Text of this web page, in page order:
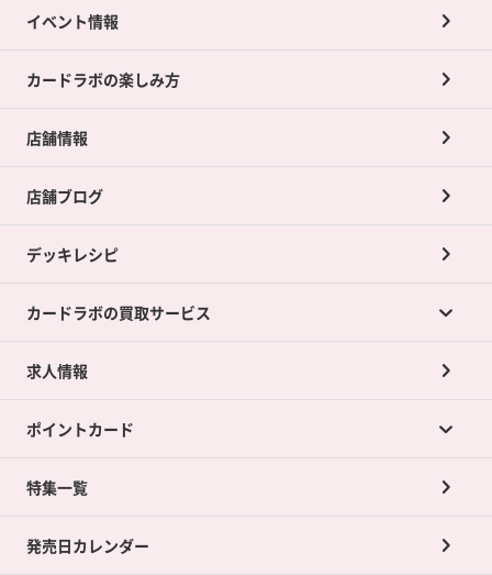
イベント情報
カードラボの楽しみ方
店舗情報
店舗ブログ
デッキレシピ
カードラボの買取サービス
カードラボの買取サービスTOP
店舗買取について
ネット買取について
買取承諾書について
求人情報
ポイントカード
ポイントカードTOP
ポイント交換景品
特集一覧
発売日カレンダー